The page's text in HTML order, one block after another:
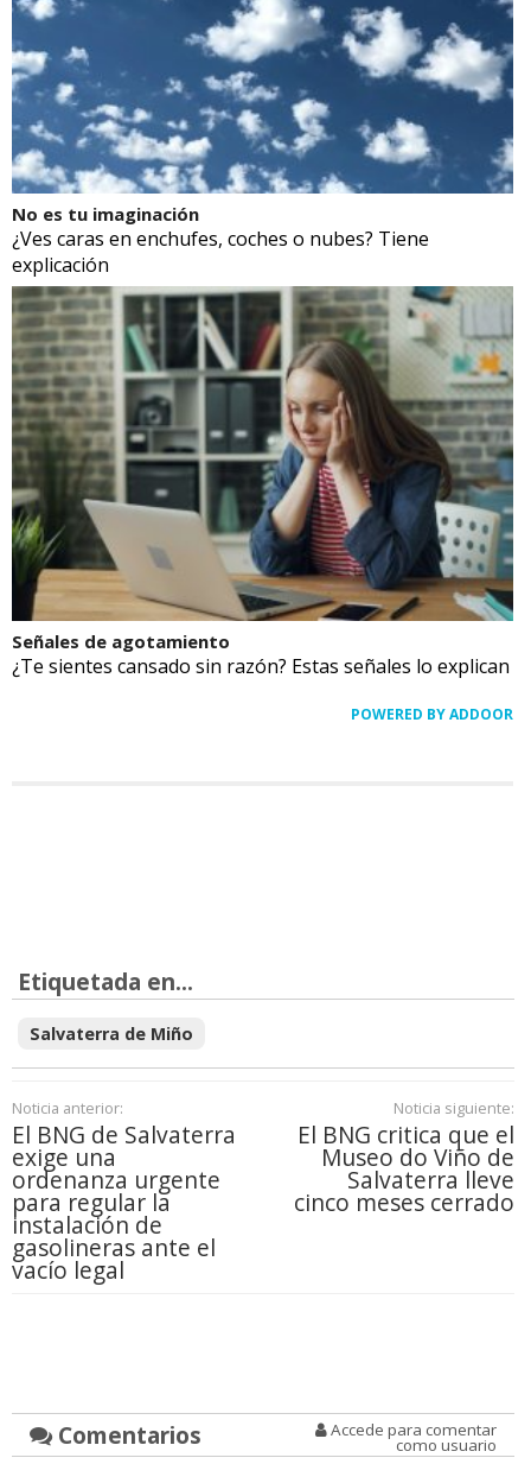
No es tu imaginación
¿Ves caras en enchufes, coches o nubes? Tiene
explicación
Señales de agotamiento
¿Te sientes cansado sin razón? Estas señales lo explican
POWERED BY ADDOOR
Etiquetada en...
Salvaterra de Miño
Noticia anterior:
El BNG de Salvaterra
exige una
ordenanza urgente
para regular la
instalación de
gasolineras ante el
vacío legal
Noticia siguiente:
El BNG critica que el
Museo do Viño de
Salvaterra lleve
cinco meses cerrado
Comentarios Accede para comentar
como usuario